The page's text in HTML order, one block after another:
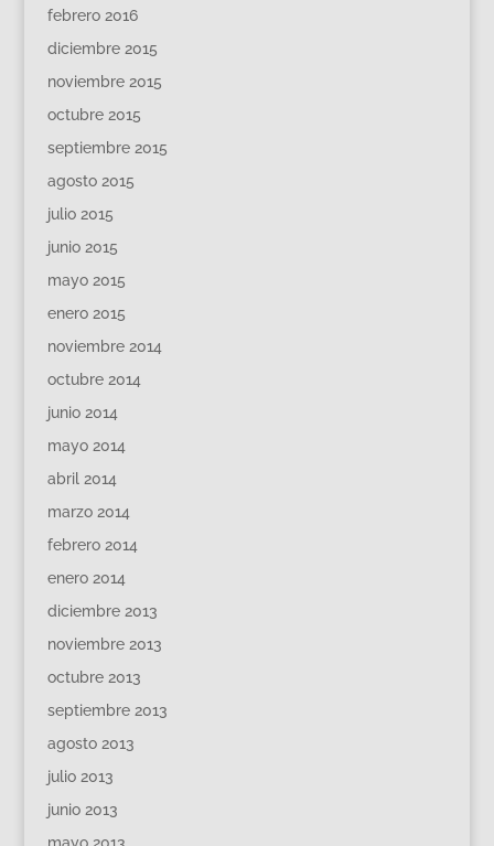
febrero 2016
diciembre 2015
noviembre 2015
octubre 2015
septiembre 2015
agosto 2015
julio 2015
junio 2015
mayo 2015
enero 2015
noviembre 2014
octubre 2014
junio 2014
mayo 2014
abril 2014
marzo 2014
febrero 2014
enero 2014
diciembre 2013
noviembre 2013
octubre 2013
septiembre 2013
agosto 2013
julio 2013
junio 2013